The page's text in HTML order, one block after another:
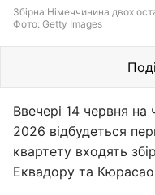
Збірна Німеччинина двох
Фото: Getty Images
Ввечері 14 червня на
2026 відбудеться
квартету входять
Еквадору та